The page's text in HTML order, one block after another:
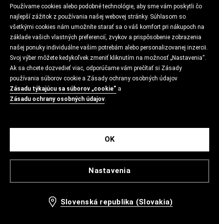
Používame cookies alebo podobné technológie, aby sme vám poskytli čo
najlepší zážitok z používania našej webovej stránky. Súhlasom so
všetkými cookies nám umožníte starať sa o váš komfort pri nákupoch na
základe vašich vlastných preferencií, zvykov a prispôsobenie zobrazenia
našej ponuky individuálne vašim potrebám alebo personalizovanej inzercii.
Svoj výber môžete kedykoľvek zmeniť kliknutím na možnosť „Nastavenia“.
Ak sa chcete dozvedieť viac, odporúčame vám prečítať si Zásady
používania súborov cookie a Zásady ochrany osobných údajov
Zásadu týkajúcu sa súborov „cookie“ a
Zásadu ochrany osobných údajov.
Nastavenia
OK
Slovenská republika (Slovakia)